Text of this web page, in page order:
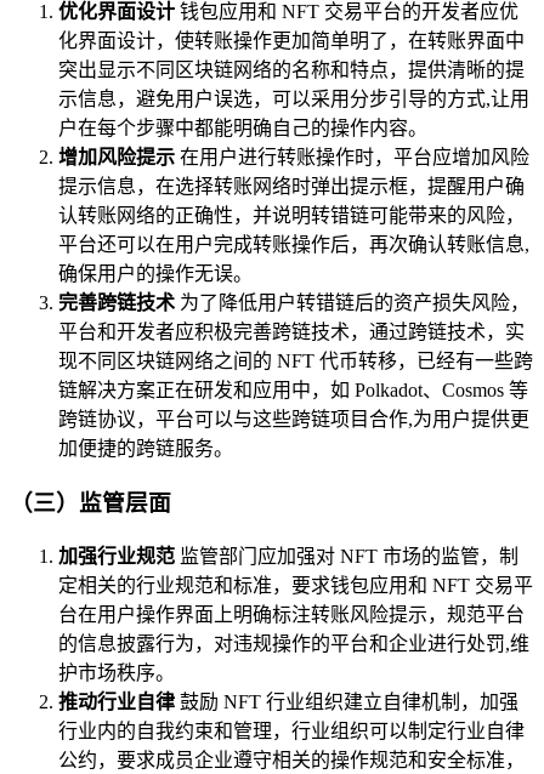
优化界面设计 钱包应用和 NFT 交易平台的开发者应优
化界面设计，使转账操作更加简单明了，在转账界面中
突出显示不同区块链网络的名称和特点，提供清晰的提
示信息，避免用户误选，可以采用分步引导的方式,让用
户在每个步骤中都能明确自己的操作内容。
增加风险提示 在用户进行转账操作时，平台应增加风险
提示信息，在选择转账网络时弹出提示框，提醒用户确
认转账网络的正确性，并说明转错链可能带来的风险，
平台还可以在用户完成转账操作后，再次确认转账信息,
确保用户的操作无误。
完善跨链技术 为了降低用户转错链后的资产损失风险，
平台和开发者应积极完善跨链技术，通过跨链技术，实
现不同区块链网络之间的 NFT 代币转移，已经有一些跨
链解决方案正在研发和应用中，如 Polkadot、Cosmos 等
跨链协议，平台可以与这些跨链项目合作,为用户提供更
加便捷的跨链服务。
（三）监管层面
加强行业规范 监管部门应加强对 NFT 市场的监管，制
定相关的行业规范和标准，要求钱包应用和 NFT 交易平
台在用户操作界面上明确标注转账风险提示，规范平台
的信息披露行为，对违规操作的平台和企业进行处罚,维
护市场秩序。
推动行业自律 鼓励 NFT 行业组织建立自律机制，加强
行业内的自我约束和管理，行业组织可以制定行业自律
公约，要求成员企业遵守相关的操作规范和安全标准，